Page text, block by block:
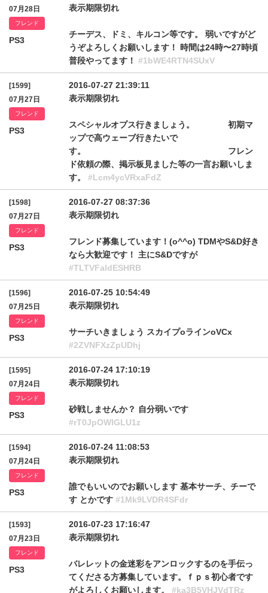
07月28日
フレンド
PS3
表示期限切れ
チーデス、ドミ、キルコン等です。 弱いですがど
うぞよろしくお願いします！ 時間は24時〜27時頃
普段やってます！ #1bWE4RTN4SUxV
[1599]
07月27日
フレンド
PS3
2016-07-27 21:39:11
表示期限切れ
スペシャルオプス行きましょう。 初期マ
ップで高ウェーブ行きたいで
す。 フレン
ド依頼の際、掲示板見ました等の一言お願いしま
す。 #Lcm4ycVRxaFdZ
[1598]
07月27日
フレンド
PS3
2016-07-27 08:37:36
表示期限切れ
フレンド募集しています！(o^^o) TDMやS&D好き
なら大歓迎です！ 主にS&Dですが
#TLTVFaldESHRB
[1596]
07月25日
フレンド
PS3
2016-07-25 10:54:49
表示期限切れ
サーチいきましょう スカイプoラインoVCx
#2ZVNFXzZpUDhj
[1595]
07月24日
フレンド
PS3
2016-07-24 17:10:19
表示期限切れ
砂戦しませんか？ 自分弱いです
#rT0JpOWlGLU1z
[1594]
07月24日
フレンド
PS3
2016-07-24 11:08:53
表示期限切れ
誰でもいいのでお願いします 基本サーチ、チーで
す とかです #1Mk9LVDR4SFdr
[1593]
07月23日
フレンド
PS3
2016-07-23 17:16:47
表示期限切れ
バレレットの金迷彩をアンロックするのを手伝っ
てくださる方募集しています。ｆｐｓ初心者です
がよろしくお願いします。 #ka3B5VHJVdTRz